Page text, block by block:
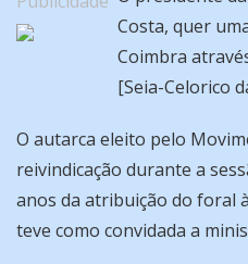
Costa, quer
Coimbra
[Seia-Celorico
O autarca eleito pelo
reivindicação durante a
anos da atribuição do foral
teve como convidada a